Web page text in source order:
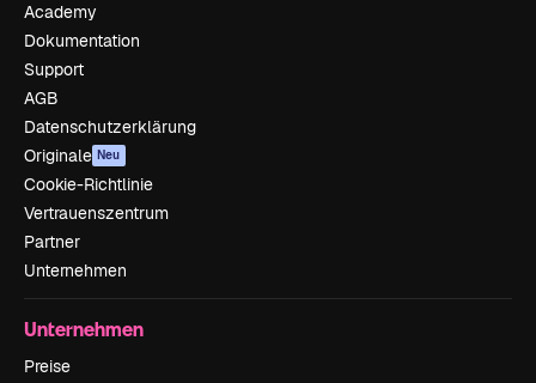
Academy
Dokumentation
Support
AGB
Datenschutzerklärung
Originale Neu
Cookie-Richtlinie
Vertrauenszentrum
Partner
Unternehmen
Unternehmen
Preise